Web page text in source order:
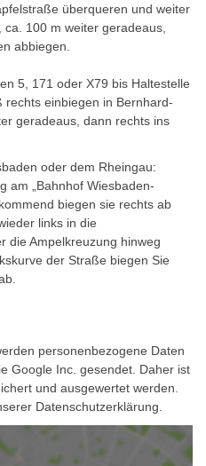
überqueren und weiter
100 m weiter geradeaus,
abbiegen.
5, 171 oder X79 bis Haltestelle
einbiegen in Bernhard-
geradeaus, dann rechts ins
oder dem Rheingau:
am „Bahnhof Wiesbaden-
biegen sie rechts ab
links in die
die Ampelkreuzung hinweg
der Straße biegen Sie
personenbezogene Daten
Google Inc. gesendet. Daher ist
und ausgewertet werden.
Datenschutzerklärung.